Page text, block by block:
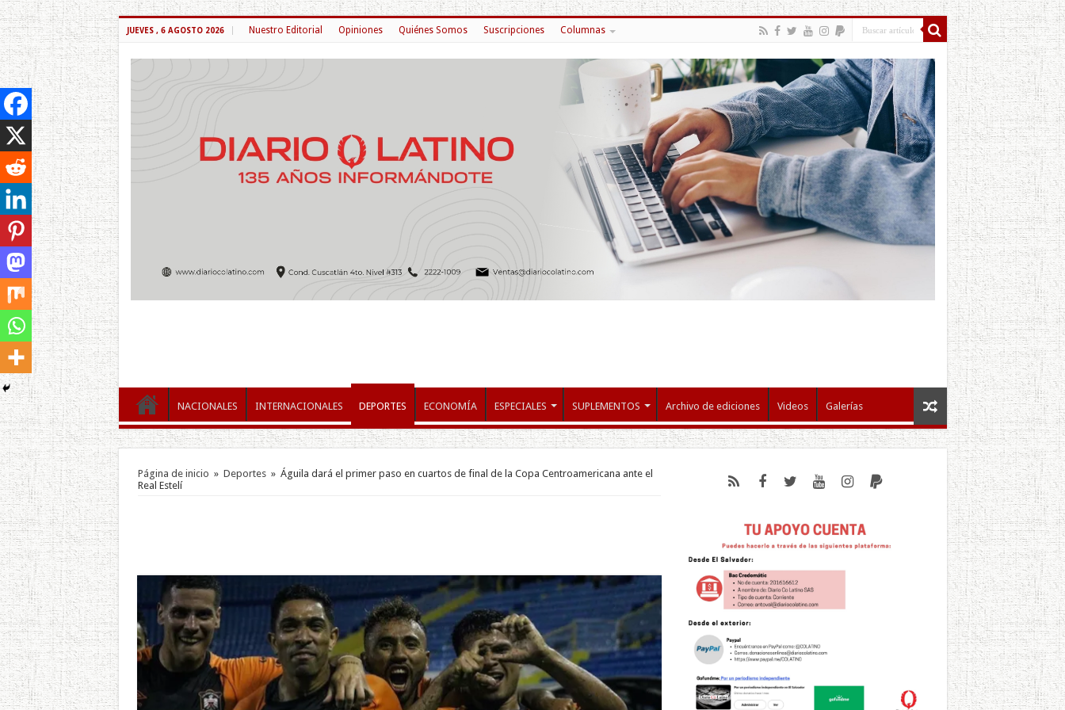
JUEVES , 6 AGOSTO 2026 Nuestro Editorial Opiniones Quiénes Somos Suscripciones Columnas
NACIONALES INTERNACIONALES DEPORTES ECONOMÍA ESPECIALES SUPLEMENTOS Archivo de ediciones Videos Galerías
Página de inicio » Deportes » Águila dará el primer paso en cuartos de final de la Copa Centroamericana ante el
Real Estelí